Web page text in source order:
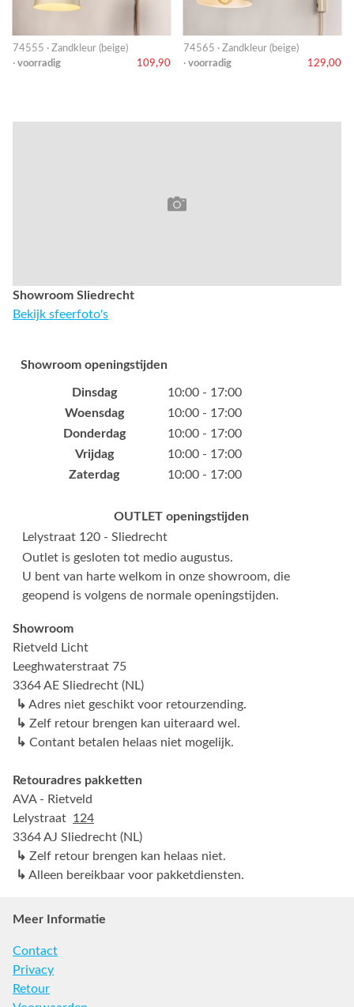
74555 · Zandkleur (beige)
· voorradig 109,90
74565 · Zandkleur (beige)
· voorradig 129,00
Showroom Sliedrecht
Bekijk sfeerfoto's
Showroom openingstijden
Dinsdag
10:00 - 17:00
Woensdag
10:00 - 17:00
Donderdag
10:00 - 17:00
Vrijdag
10:00 - 17:00
Zaterdag
10:00 - 17:00
OUTLET openingstijden
Lelystraat 120 - Sliedrecht
Outlet is gesloten tot medio augustus.
U bent van harte welkom in onze showroom, die
geopend is volgens de normale openingstijden.
Showroom
Rietveld Licht
Leeghwaterstraat 75
3364 AE Sliedrecht (NL)
↳ Adres niet geschikt voor retourzending.
↳ Zelf retour brengen kan uiteraard wel.
↳ Contant betalen helaas niet mogelijk.
Retouradres pakketten
AVA - Rietveld
Lelystraat 124
3364 AJ Sliedrecht (NL)
↳ Zelf retour brengen kan helaas niet.
↳ Alleen bereikbaar voor pakketdiensten.
Meer Informatie
Contact
Privacy
Retour